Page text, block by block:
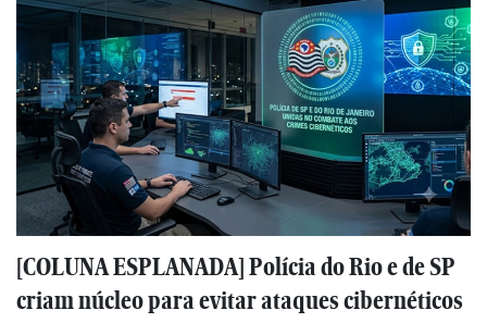
[COLUNA ESPLANADA] Polícia do Rio e de SP
criam núcleo para evitar ataques cibernéticos